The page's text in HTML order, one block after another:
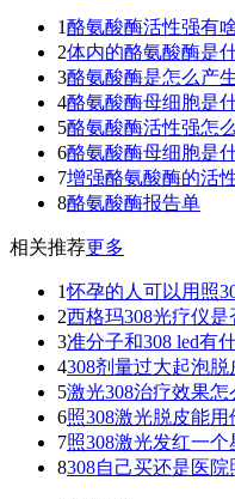
1酪氨酸酶活性强有
2体内的酪氨酸酶是
3酪氨酸酶是怎么产
4酪氨酸酶母细胞是
5酪氨酸酶活性强怎
6酪氨酸酶母细胞是
7增强酪氨酸酶的活
8酪氨酸酶报告单
相关推荐更多
1怀孕的人可以用照
2西格玛308光疗仪
3准分子和308 led有
4308剂量过大起泡
5激光308治疗效果
6照308激光脱皮能
7照308激光发红一
8308自己买还是医院